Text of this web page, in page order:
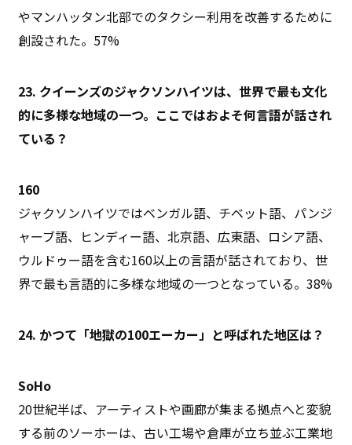
やマンハッタン北部でのタクシー利用を改善するために
創設された。57%
23. クイーンズのジャクソンハイツは、世界で最も文化
的に多様な地域の一つ。ここではおよそ何言語が話され
ている？
160
ジャクソンハイツではベンガル語、チベット語、パンジ
ャーブ語、ヒンディー語、北京語、広東語、ロシア語、
ウルドゥー語を含む160以上の言語が話されており、世
界で最も言語的に多様な地域の一つとなっている。38%
24. かつて「地獄の100エーカー」と呼ばれた地区は？
SoHo
20世紀半ば、アーティストや画廊が集まる拠点へと変貌
する前のソーホーは、古い工場や倉庫が立ち並ぶ工業地